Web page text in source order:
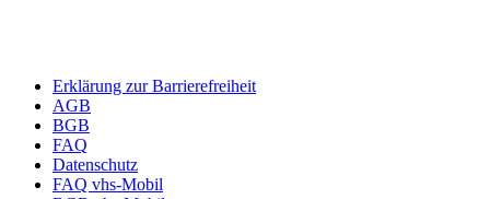
Erklärung zur Barrierefreiheit
AGB
BGB
FAQ
Datenschutz
FAQ vhs-Mobil